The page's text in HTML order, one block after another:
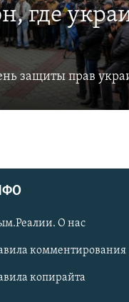
где
защиты прав
О нас
комментирования
копирайта